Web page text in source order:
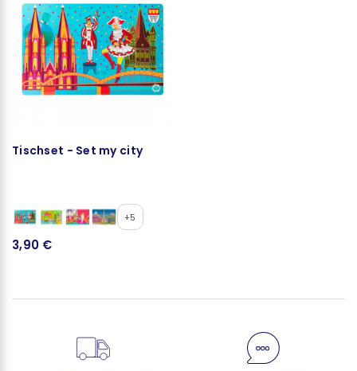
Tischset - Set my city
+5
3,90 €